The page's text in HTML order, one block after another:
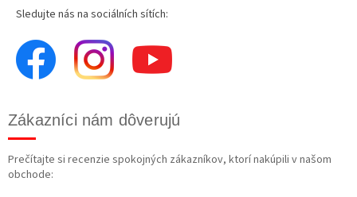
Sledujte nás na sociálních sítích:
Zákazníci nám dôverujú
Prečítajte si recenzie spokojných zákazníkov, ktorí nakúpili v našom
obchode: